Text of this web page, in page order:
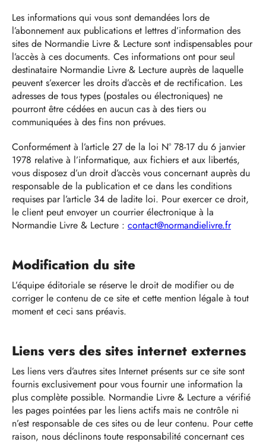
Les informations qui vous sont demandées lors de
l’abonnement aux publications et lettres d’information des
sites de Normandie Livre & Lecture sont indispensables pour
l’accès à ces documents. Ces informations ont pour seul
destinataire Normandie Livre & Lecture auprès de laquelle
peuvent s’exercer les droits d’accès et de rectification. Les
adresses de tous types (postales ou électroniques) ne
pourront être cédées en aucun cas à des tiers ou
communiquées à des fins non prévues.
Conformément à l’article 27 de la loi N° 78-17 du 6 janvier
1978 relative à l’informatique, aux fichiers et aux libertés,
vous disposez d’un droit d’accès vous concernant auprès du
responsable de la publication et ce dans les conditions
requises par l’article 34 de ladite loi. Pour exercer ce droit,
le client peut envoyer un courrier électronique à la
Normandie Livre & Lecture : contact@normandielivre.fr
Modification du site
L’équipe éditoriale se réserve le droit de modifier ou de
corriger le contenu de ce site et cette mention légale à tout
moment et ceci sans préavis.
Liens vers des sites internet externes
Les liens vers d’autres sites Internet présents sur ce site sont
fournis exclusivement pour vous fournir une information la
plus complète possible. Normandie Livre & Lecture a vérifié
les pages pointées par les liens actifs mais ne contrôle ni
n’est responsable de ces sites ou de leur contenu. Pour cette
raison, nous déclinons toute responsabilité concernant ces